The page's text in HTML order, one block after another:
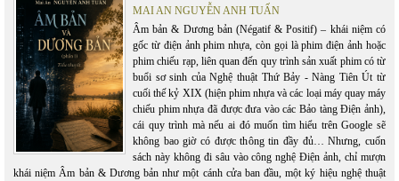
MAI AN NGUYỄN ANH TUẤN
Âm bản & Dương bản (Négatif & Positif) – khái niệm có
gốc từ điện ảnh phim nhựa, còn gọi là phim điện ảnh hoặc
phim chiếu rạp, liên quan đến quy trình sản xuất phim có từ
buổi sơ sinh của Nghệ thuật Thứ Bảy - Nàng Tiên Út từ
cuối thế kỷ XIX (hiện phim nhựa và các loại máy quay máy
chiếu phim nhựa đã được đưa vào các Bảo tàng Điện ảnh),
cái quy trình mà nếu ai đó muốn tìm hiểu trên Google sẽ
không bao giờ có được thông tin đầy đủ… Nhưng, cuốn
sách này không đi sâu vào công nghệ Điện ảnh, chỉ mượn
khái niệm Âm bản & Dương bản như một cánh cửa ban đầu, một ký hiệu nghệ thuật